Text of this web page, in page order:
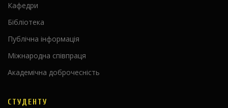
Кафедри
Бібліотека
Публічна інформація
Міжнародна співпраця
Академічна доброчесність
СТУДЕНТУ